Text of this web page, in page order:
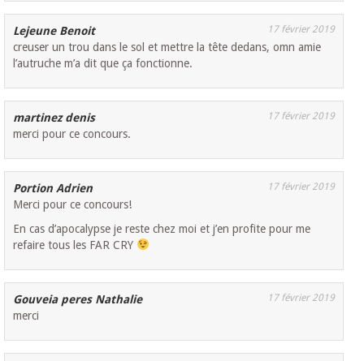
Lejeune Benoit 17 février 2019
creuser un trou dans le sol et mettre la tête dedans, omn amie
l’autruche m’a dit que ça fonctionne.
martinez denis 17 février 2019
merci pour ce concours.
Portion Adrien 17 février 2019
Merci pour ce concours!
En cas d’apocalypse je reste chez moi et j’en profite pour me
refaire tous les FAR CRY
Gouveia peres Nathalie 17 février 2019
merci